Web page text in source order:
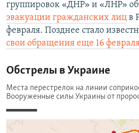
группировок «ДНР» и «ЛНР»
эвакуации гражданских лиц в
февраля. Позднее стало
свои обращения еще 16